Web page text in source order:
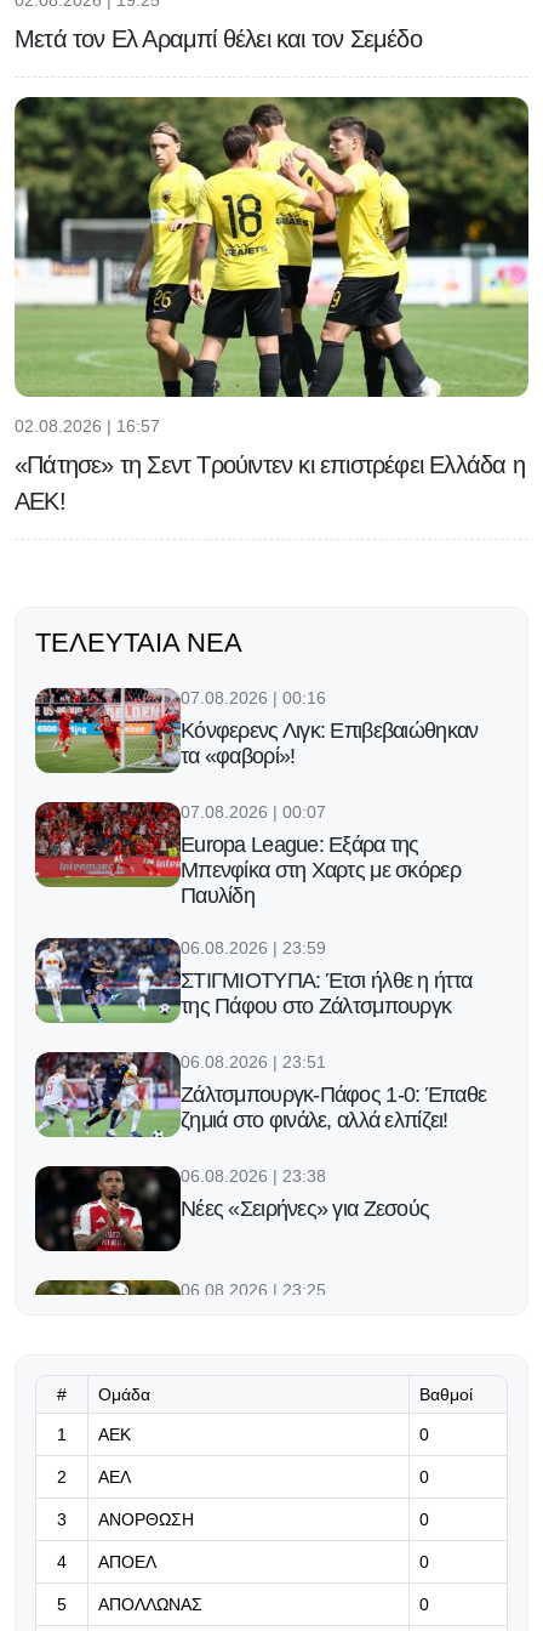
Μετά τον Ελ Αραμπί θέλει και τον Σεμέδο
02.08.2026 | 16:57
«Πάτησε» τη Σεντ Τρούιντεν κι επιστρέφει Ελλάδα η
ΑΕΚ!
ΤΕΛΕΥΤΑΊΑ ΝΈΑ
07.08.2026 | 00:16
Κόνφερενς Λιγκ: Επιβεβαιώθηκαν
τα «φαβορί»!
07.08.2026 | 00:07
Europa League: Εξάρα της
Μπενφίκα στη Χαρτς με σκόρερ
Παυλίδη
06.08.2026 | 23:59
ΣΤΙΓΜΙΟΤΥΠΑ: Έτσι ήλθε η ήττα
της Πάφου στο Ζάλτσμπουργκ
06.08.2026 | 23:51
Ζάλτσμπουργκ-Πάφος 1-0: Έπαθε
ζημιά στο φινάλε, αλλά ελπίζει!
06.08.2026 | 23:38
Νέες «Σειρήνες» για Ζεσούς
06.08.2026 | 23:25
«Μπορούμε να βασιστούμε σε
όλους τους παίκτες μας»
06.08.2026 | 23:06
Έχασε από την Άντερλεχτ ο ΠΑΟΚ,
# Ομάδα Βαθμοί
1 ΑΕΚ 0
2 ΑΕΛ 0
3 ΑΝΟΡΘΩΣΗ 0
4 ΑΠΟΕΛ 0
5 ΑΠΟΛΛΩΝΑΣ 0